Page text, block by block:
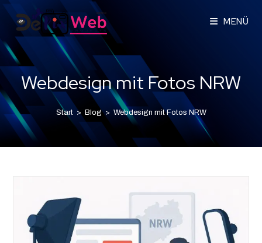
MENÜ
Webdesign mit Fotos NRW
Start > Blog > Webdesign mit Fotos NRW